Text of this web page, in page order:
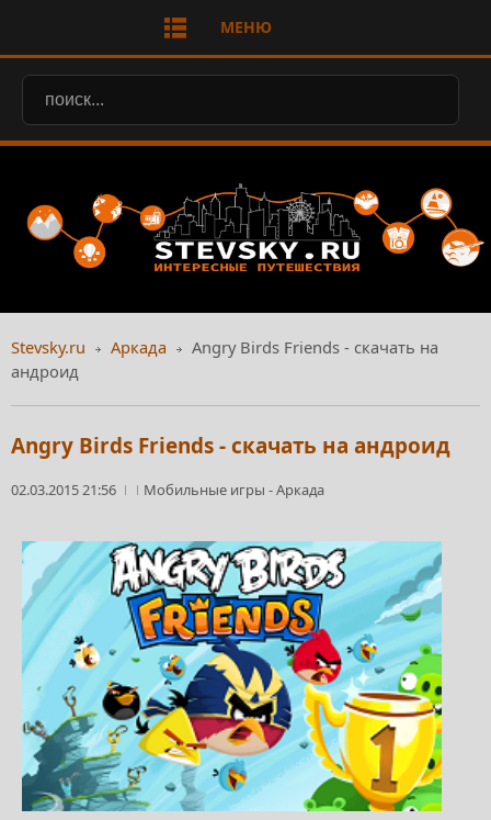
МЕНЮ
Stevsky.ru Аркада
Angry Birds Friends - скачать на
андроид
Angry Birds Friends - скачать на андроид
02.03.2015 21:56 Мобильные игры -Аркада